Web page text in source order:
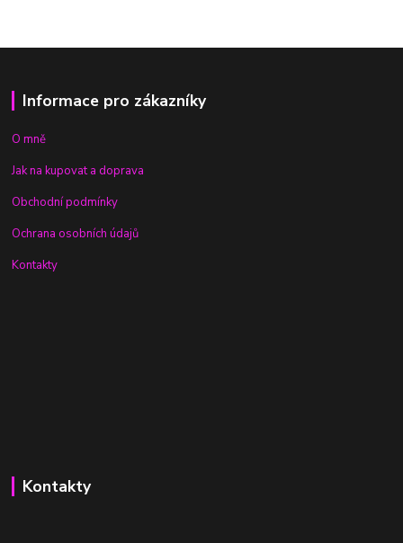
Informace pro zákazníky
O mně
Jak na kupovat a doprava
Obchodní podmínky
Ochrana osobních údajů
Kontakty
Kontakty